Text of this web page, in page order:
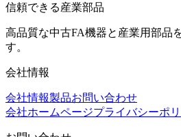
信頼できる産業部品
高品質な中古FA機器と産業用部品
す。
会社情報
会社情報製品お問い合わせ
会社ホームページプライバシーポ